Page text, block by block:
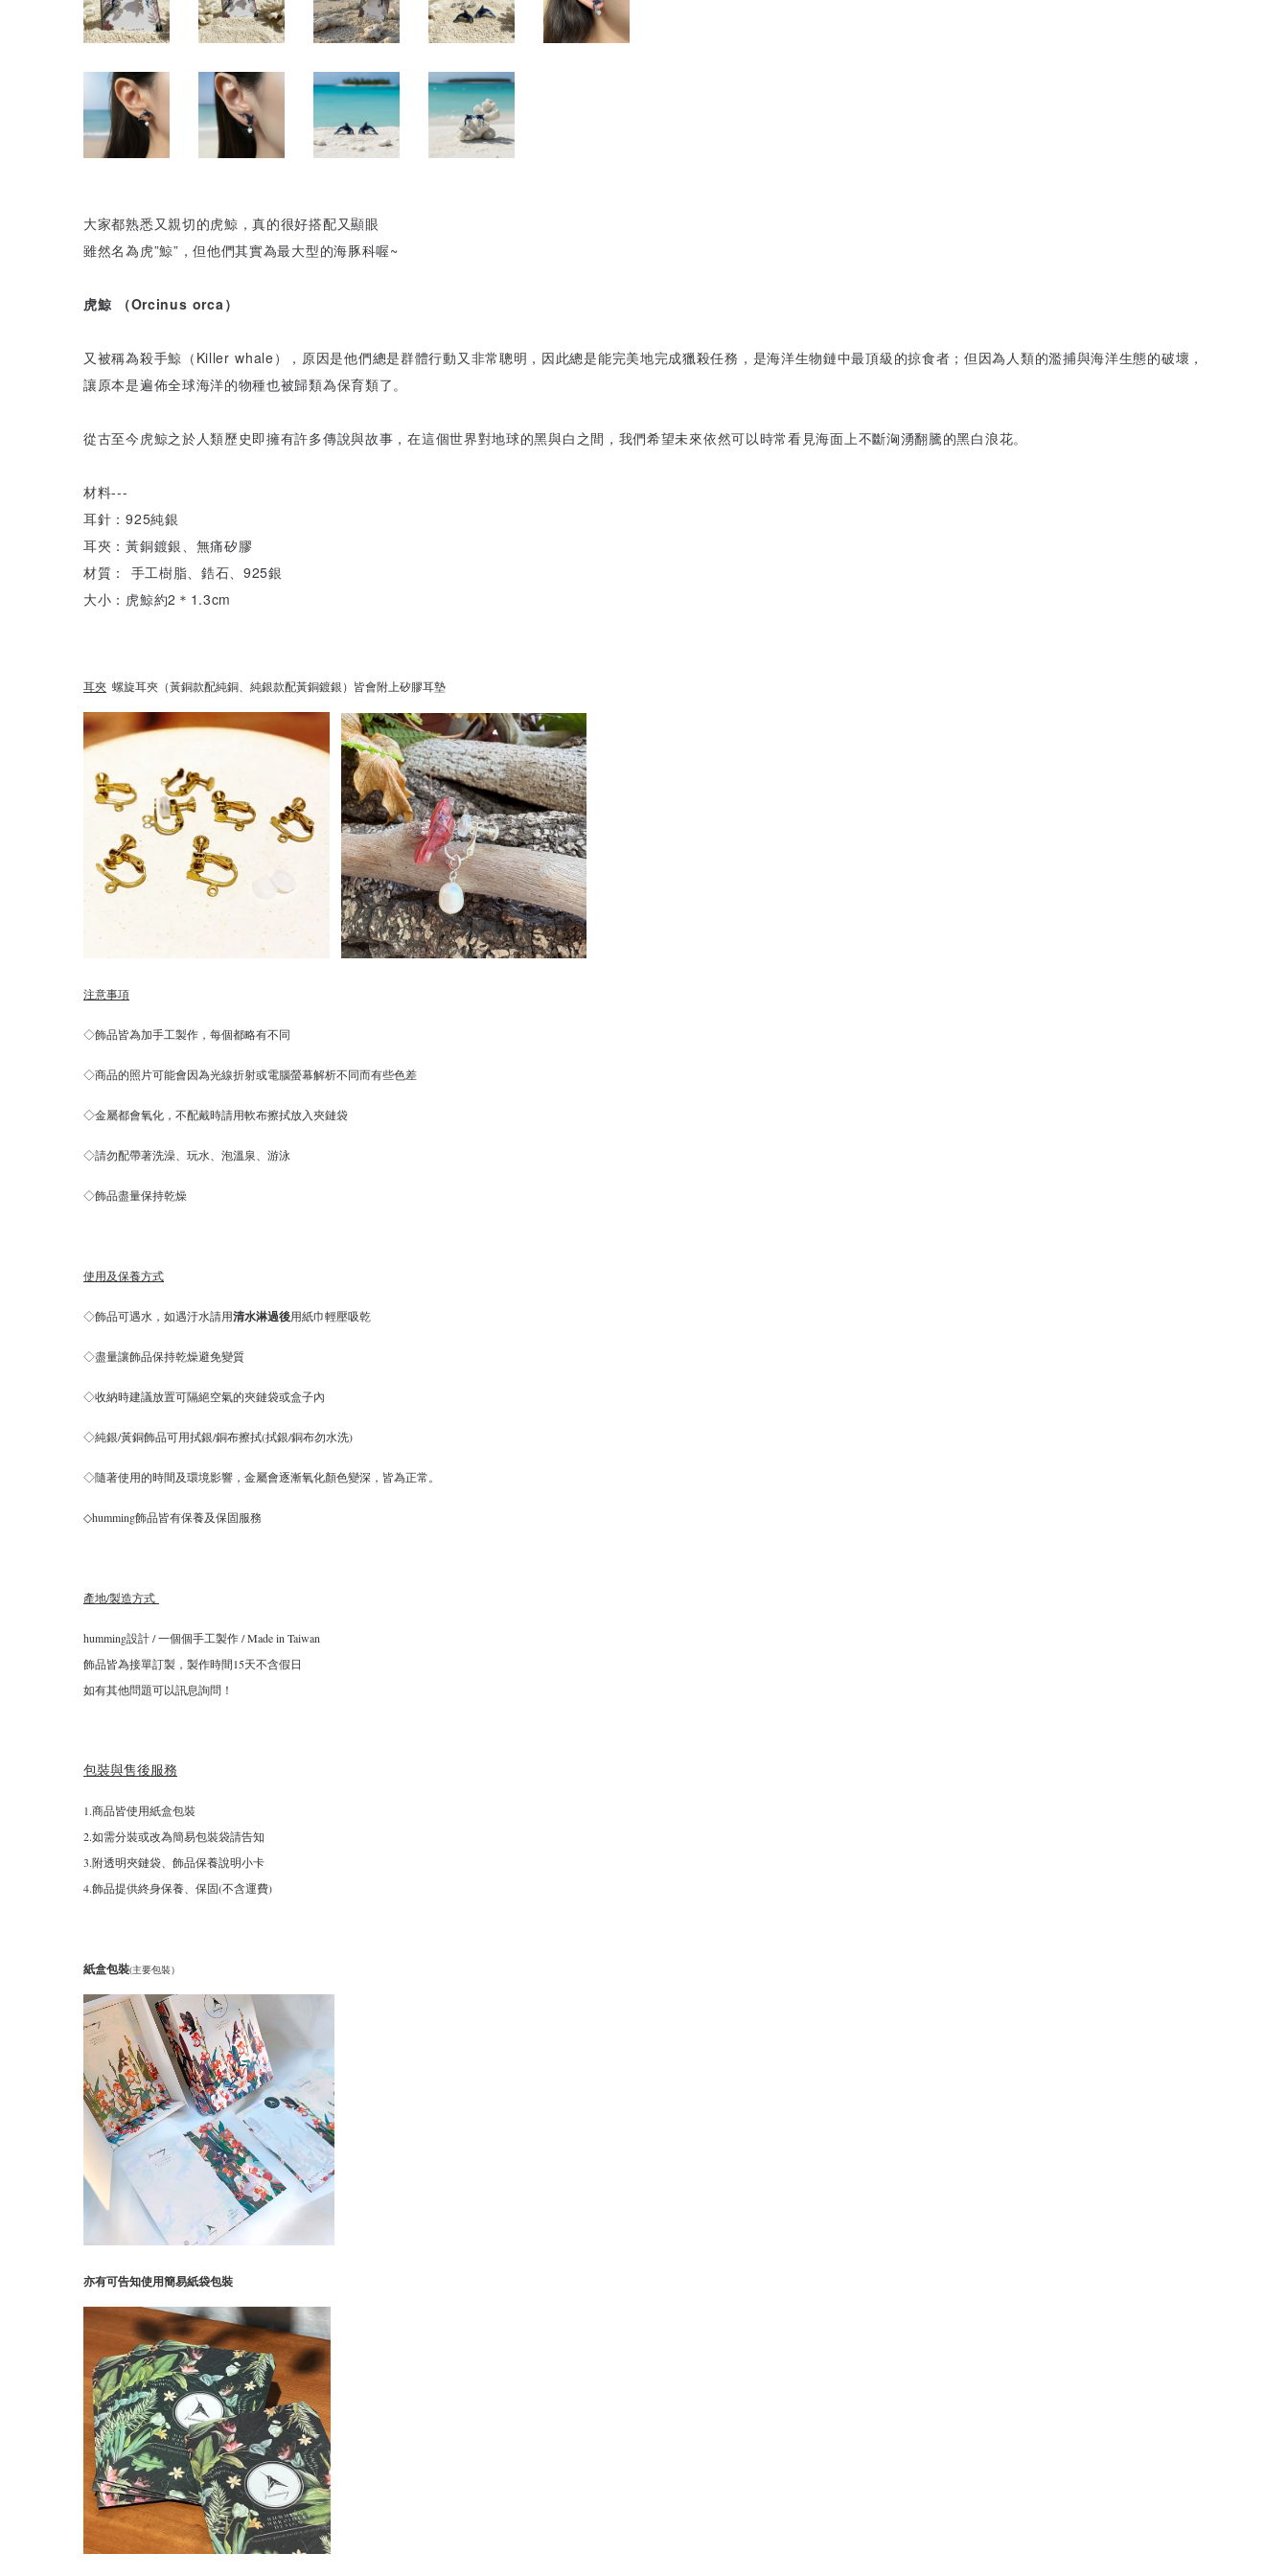
大家都熟悉又親切的虎鯨，真的很好搭配又顯眼
雖然名為虎”鯨”，但他們其實為最大型的海豚科喔~
虎鯨 （Orcinus orca）
又被稱為殺手鯨（Killer whale），原因是他們總是群體行動又非常聰明，因此總是能完美地完成獵殺任務，是海洋生物鏈中最頂級的掠食者；但因為人類的濫捕與海洋生態的破壞，
讓原本是遍佈全球海洋的物種也被歸類為保育類了。
從古至今虎鯨之於人類歷史即擁有許多傳說與故事，在這個世界對地球的黑與白之間，我們希望未來依然可以時常看見海面上不斷洶湧翻騰的黑白浪花。
材料---
耳針：925純銀
耳夾：黃銅鍍銀、無痛矽膠
材質： 手工樹脂、鋯石、925銀
大小：虎鯨約2＊1.3cm
耳夾 螺旋耳夾（黃銅款配純銅、純銀款配黃銅鍍銀）皆會附上矽膠耳墊
注意事項
◇飾品皆為加手工製作，每個都略有不同
◇商品的照片可能會因為光線折射或電腦螢幕解析不同而有些色差
◇金屬都會氧化，不配戴時請用軟布擦拭放入夾鏈袋
◇請勿配帶著洗澡、玩水、泡溫泉、游泳
◇飾品盡量保持乾燥
使用及保養方式
◇飾品可遇水，如遇汙水請用清水淋過後用紙巾輕壓吸乾
◇盡量讓飾品保持乾燥避免變質
◇收納時建議放置可隔絕空氣的夾鏈袋或盒子內
◇純銀/黃銅飾品可用拭銀/銅布擦拭(拭銀/銅布勿水洗)
◇隨著使用的時間及環境影響，金屬會逐漸氧化顏色變深，皆為正常。
◇humming飾品皆有保養及保固服務
產地/製造方式
humming設計 / 一個個手工製作 / Made in Taiwan
飾品皆為接單訂製，製作時間15天不含假日
如有其他問題可以訊息詢問！
包裝與售後服務
1.商品皆使用紙盒包裝
2.如需分裝或改為簡易包裝袋請告知
3.附透明夾鏈袋、飾品保養說明小卡
4.飾品提供終身保養、保固(不含運費)
紙盒包裝(主要包裝）
亦有可告知使用簡易紙袋包裝